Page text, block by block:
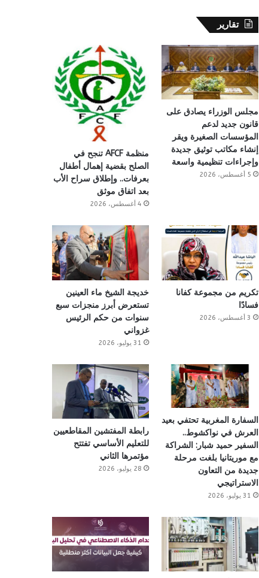
تقارير
مجلس الوزراء يصادق على
قانون جديد لدعم
المؤسسات الصغيرة ويقر
إنشاء مكاتب توثيق جديدة
وإجراءات تنظيمية واسعة
5 أغسطس، 2026
منظمة AFCF تنجح في
الصلح بقضية إهمال أطفال
بعرفات.. وإطلاق سراح الأب
بعد اتفاق موثق
4 أغسطس، 2026
تكريم من مجموعة كفانا
فسادًا
3 أغسطس، 2026
خديجة الشيخ ماء العينين
تستعرض أبرز منجزات سبع
سنوات من حكم الرئيس
غزواني
31 يوليو، 2026
السفارة المغربية تحتفي بعيد
العرش في نواكشوط..
السفير حميد شبار: الشراكة
مع موريتانيا بلغت مرحلة
جديدة من التعاون
الاستراتيجي
31 يوليو، 2026
رابطة المفتشين المقاطعيين
للتعليم الأساسي تفتتح
مؤتمرها الثاني
28 يوليو، 2026